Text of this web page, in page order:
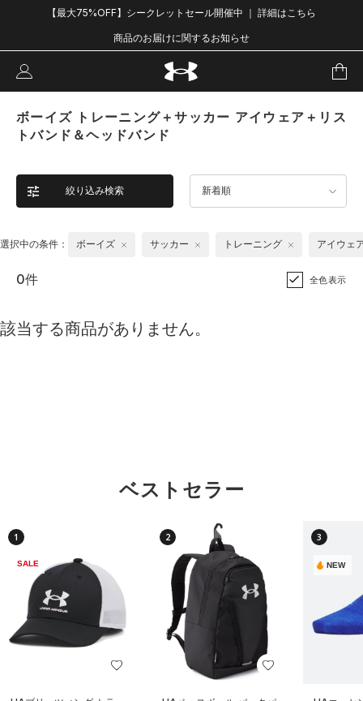
【最大75%OFF】シークレットセール開催中 ｜ 詳細はこちら
商品のお届けに関するお知らせ
ボーイズ トレーニング＋サッカー アイウェア＋リス
トバンド＆ヘッドバンド
絞り込み検索 新着順
選択中の条件： ボーイズ サッカー トレーニング アイウェ
0件 全色表示
該当する商品がありません。
ベストセラー
1
SALE
2 3
NEW